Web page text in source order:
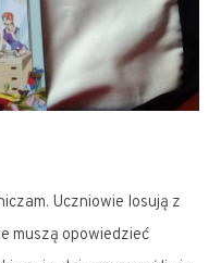
Uczniowie losują z
muszą opowiedzieć